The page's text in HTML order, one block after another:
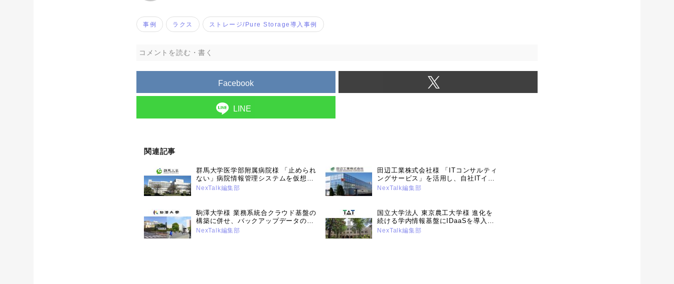
事例 ラクス ストレージ/Pure Storage導入事例
コメントを読む・書く
Facebook
LINE
関連記事
群馬大学医学部附属病院様 「止められ
ない」病院情報管理システムを仮想統
合により可用性と運用効率、安全性を
NexTalk編集部
田辺工業株式会社様 「ITコンサルティ
ングサービス」を活用し、自社ITイン
フラの抜本的改革を実行。DX推進に向
NexTalk編集部
駒澤大学様 業務系統合クラウド基盤の
構築に併せ、バックアップデータのラ
ンサムウエア対策を強化（2025年1月
NexTalk編集部
国立大学法人 東京農工大学様 進化を
続ける学内情報基盤にIDaaSを導入。
SSOによる利便性向上、多要素認証で
NexTalk編集部